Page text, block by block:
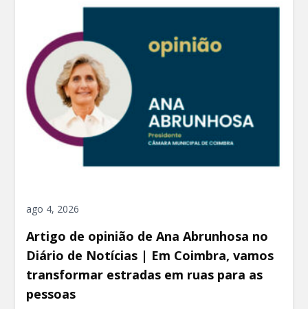
ago 4, 2026
Artigo de opinião de Ana Abrunhosa no
Diário de Notícias | Em Coimbra, vamos
transformar estradas em ruas para as
pessoas